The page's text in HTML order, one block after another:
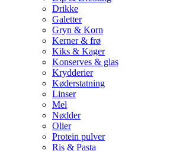
Drikke
Galetter
Gryn & Korn
Kerner & frø
Kiks & Kager
Konserves & glas
Krydderier
Køderstatning
Linser
Mel
Nødder
Olier
Protein pulver
Ris & Pasta